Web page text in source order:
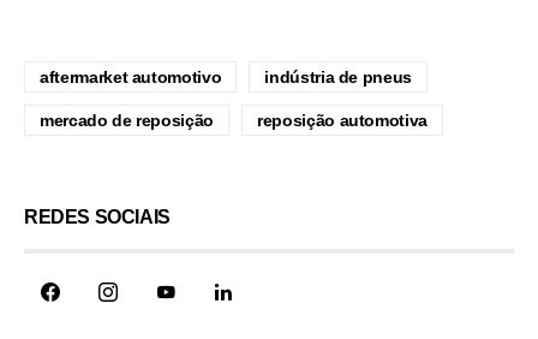
aftermarket automotivo indústria de pneus
mercado de reposição reposição automotiva
REDES SOCIAIS